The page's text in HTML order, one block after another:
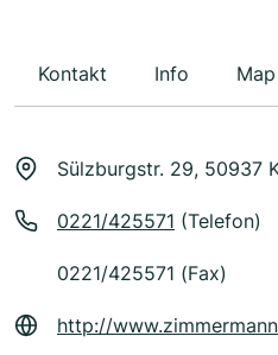
Kontakt Info Map
Sülzburgstr. 29, 50937
0221/425571 (Telefon)
0221/425571 (Fax)
http://